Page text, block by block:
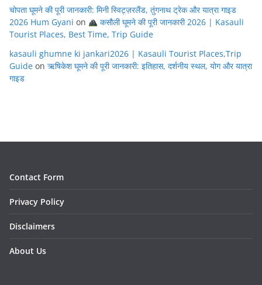
चोपता घूमने की पूरी जानकारी: मिनी स्विट्ज़रलैंड, तुंगनाथ ट्रेक और यात्रा गाइड
2026 Hum Gyani on
कसौली घूमने की पूरी जानकारी 2026 | Kasauli
Tourist Places, Best Time, Trip Guide
kasauli ghumne ki jankari2026 | Kasauli Tourist Places,Trip
Guide on ऋषिकेश घूमने की पूरी जानकारी: इतिहास, दर्शनीय स्थल, योग और यात्रा
गाइड
Contact Form
Privacy Policy
Disclaimers
About Us